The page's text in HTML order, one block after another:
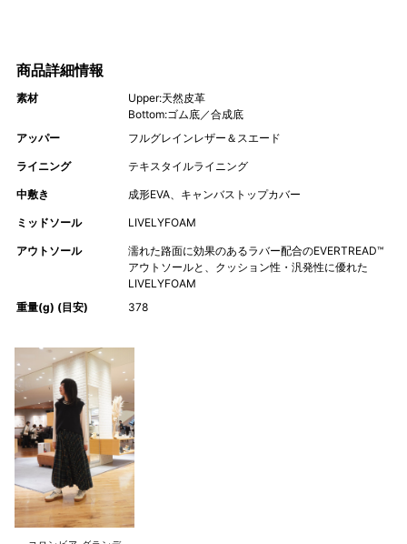
商品詳細情報
素材
Upper:天然皮革
Bottom:ゴム底／合成底
アッパー
フルグレインレザー＆スエード
ライニング テキスタイルライニング
中敷き 成形EVA、キャンバストップカバー
ミッドソール LIVELYFOAM
アウトソール
濡れた路面に効果のあるラバー配合のEVERTREAD™
アウトソールと、クッション性・汎発性に優れた
LIVELYFOAM
重量(g) (目安)
378